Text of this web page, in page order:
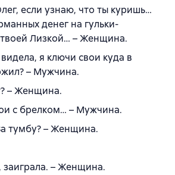
если узнаю, что ты куришь…
денег на гульки-
твоей Лизкой… – Женщина.
я ключи свои куда в
– Мужчина.
– Женщина.
с брелком… – Мужчина.
тумбу? – Женщина.
заиграла. – Женщина.